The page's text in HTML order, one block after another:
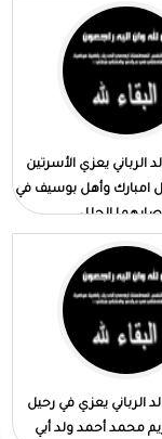
الرباني يعزي الأسرتين
امبارك وأهل بوسيف في
الجلل
الرباني يعزي في رحيل
محمد أحمد ولد أبي